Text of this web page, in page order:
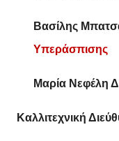
Βασίλης
Υπεράσπισης
Μαρία Νεφέλη
Καλλιτεχνική